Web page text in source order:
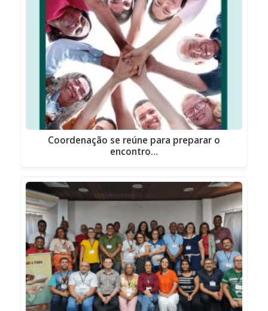
Coordenação se reúne para preparar o
encontro…